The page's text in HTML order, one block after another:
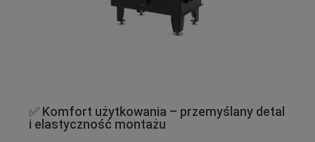
✅ Komfort użytkowania – przemyślany detal
i elastyczność montażu